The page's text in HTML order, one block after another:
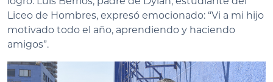
Liceo de Hombres, expresó emocionado: “Vi a mi hijo
motivado todo el año, aprendiendo y haciendo
amigos”.